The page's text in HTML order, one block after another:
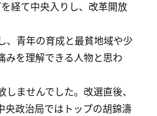
経て中央入りし、改革開放
、青年の育成と最貧地域や少
みを理解できる人物と思わ
ませんでした。改選直後、
央政治局ではトップの胡錦濤